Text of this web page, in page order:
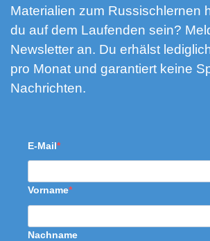
Materialien zum Russischlernen
du auf dem Laufenden sein?
Newsletter an. Du erhälst
pro Monat und garantiert keine
Nachrichten.
E-Mail
Vorname
Nachname